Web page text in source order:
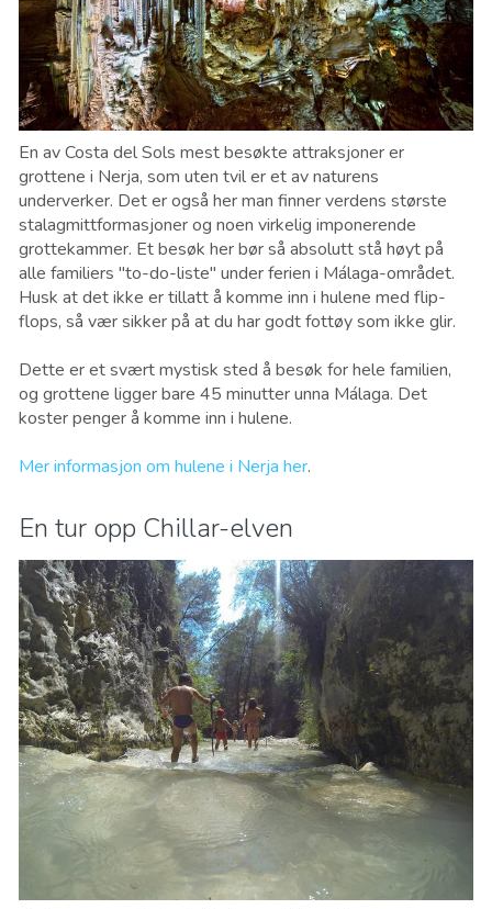
En av Costa del Sols mest besøkte attraksjoner er
grottene i Nerja, som uten tvil er et av naturens
underverker. Det er også her man finner verdens største
stalagmittformasjoner og noen virkelig imponerende
grottekammer. Et besøk her bør så absolutt stå høyt på
alle familiers "to-do-liste" under ferien i Málaga-området.
Husk at det ikke er tillatt å komme inn i hulene med flip-
flops, så vær sikker på at du har godt fottøy som ikke glir.
Dette er et svært mystisk sted å besøk for hele familien,
og grottene ligger bare 45 minutter unna Málaga. Det
koster penger å komme inn i hulene.
Mer informasjon om hulene i Nerja her.
En tur opp Chillar-elven